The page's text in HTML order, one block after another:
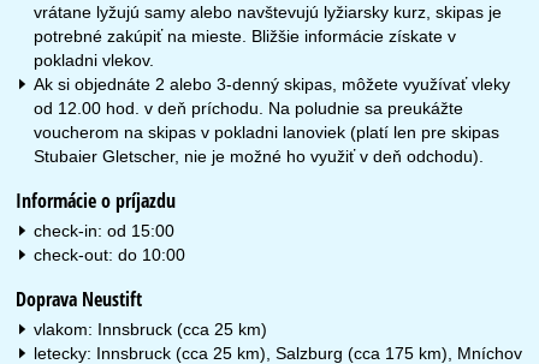
vrátane lyžujú samy alebo navštevujú lyžiarsky kurz, skipas je
potrebné zakúpiť na mieste. Bližšie informácie získate v
pokladni vlekov.
Ak si objednáte 2 alebo 3-denný skipas, môžete využívať vleky
od 12.00 hod. v deň príchodu. Na poludnie sa preukážte
voucherom na skipas v pokladni lanoviek (platí len pre skipas
Stubaier Gletscher, nie je možné ho využiť v deň odchodu).
Informácie o príjazdu
check-in: od 15:00
check-out: do 10:00
Doprava Neustift
vlakom: Innsbruck (cca 25 km)
letecky: Innsbruck (cca 25 km), Salzburg (cca 175 km), Mníchov